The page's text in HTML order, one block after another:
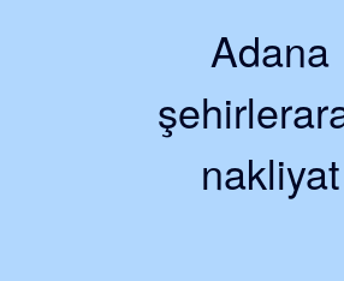
Adana
nakliyat